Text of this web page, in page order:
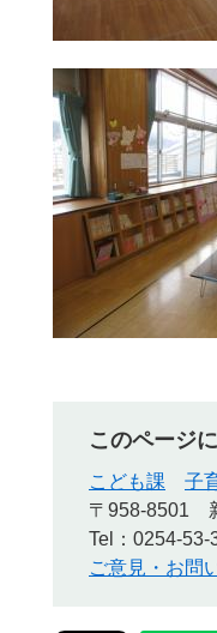
このページ
こども課
子
〒958-8501
Tel：0254-53-
ご意見・お問